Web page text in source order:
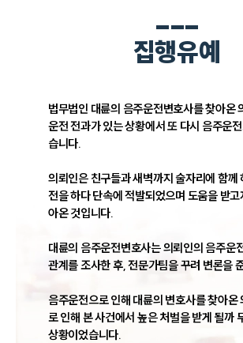
___
집행유예
법무법인 대륜의 음주운전변호사를 찾아온
운전 전과가 있는 상황에서 또 다시 음주운
습니다.
의뢰인은 친구들과 새벽까지 술자리에 함께
전을 하다 단속에 적발되었으며 도움을 받
아온 것입니다.
대륜의 음주운전변호사는 의뢰인의 음주운
관계를 조사한 후, 전문가팀을 꾸려 변론을
음주운전으로 인해 대륜의 변호사를 찾아온
로 인해 본 사건에서 높은 처벌을 받게 될까
상황이었습니다.